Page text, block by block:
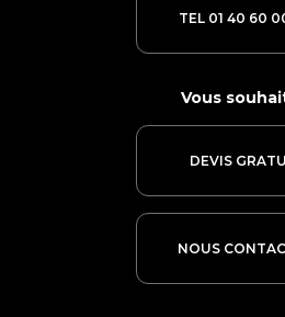
Vous
DEVIS
NOUS
TEL 01 40 60